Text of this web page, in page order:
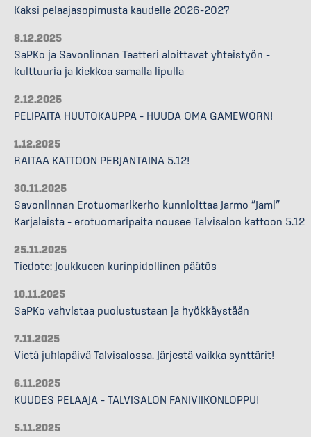
Kaksi pelaajasopimusta kaudelle 2026–2027
8.12.2025
SaPKo ja Savonlinnan Teatteri aloittavat yhteistyön –
kulttuuria ja kiekkoa samalla lipulla
2.12.2025
PELIPAITA HUUTOKAUPPA – HUUDA OMA GAMEWORN!
1.12.2025
RAITAA KATTOON PERJANTAINA 5.12!
30.11.2025
Savonlinnan Erotuomarikerho kunnioittaa Jarmo “Jami”
Karjalaista – erotuomaripaita nousee Talvisalon kattoon 5.12
25.11.2025
Tiedote: Joukkueen kurinpidollinen päätös
10.11.2025
SaPKo vahvistaa puolustustaan ja hyökkäystään
7.11.2025
Vietä juhlapäivä Talvisalossa. Järjestä vaikka synttärit!
6.11.2025
KUUDES PELAAJA – TALVISALON FANIVIIKONLOPPU!
5.11.2025